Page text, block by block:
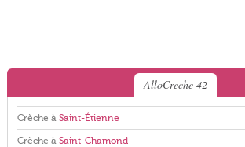
AlloCreche 42
Crèche à Saint-Étienne
Crèche à Saint-Chamond